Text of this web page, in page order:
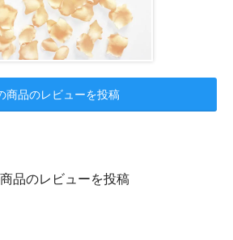
商品のレビューを投稿
品のレビューを投稿